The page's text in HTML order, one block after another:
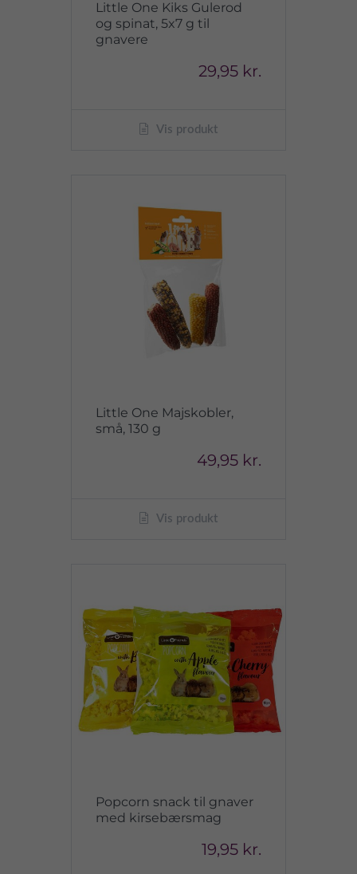
Little One Kiks Gulerod
og spinat, 5x7 g til
gnavere
29,95 kr.
Vis produkt
Little One Majskobler,
små, 130 g
49,95 kr.
Vis produkt
Popcorn snack til gnaver
med kirsebærsmag
19,95 kr.